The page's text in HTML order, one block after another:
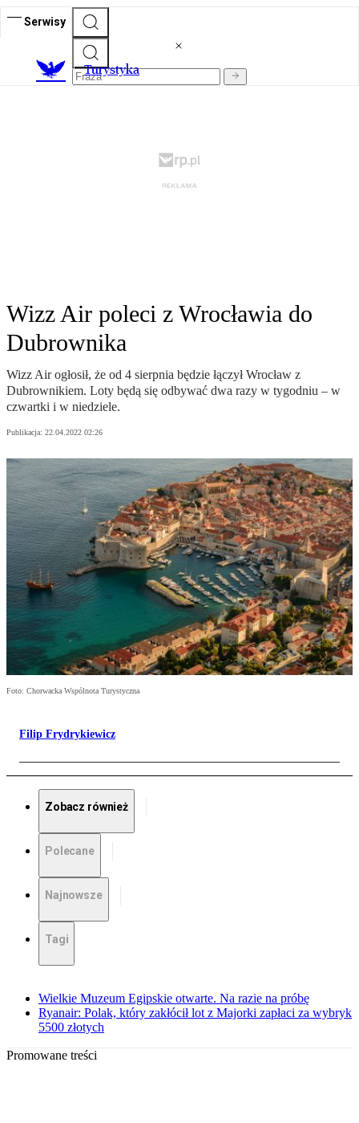
Serwisy
Turystyka
Wizz Air poleci z Wrocławia do
Dubrownika
Wizz Air ogłosił, że od 4 sierpnia będzie łączył Wrocław z
Dubrownikiem. Loty będą się odbywać dwa razy w tygodniu – w
czwartki i w niedziele.
Publikacja: 22.04.2022 02:26
Foto: Chorwacka Wspólnota Turystyczna
Filip Frydrykiewicz
Zobacz również
Polecane
Najnowsze
Tagi
Wielkie Muzeum Egipskie otwarte. Na razie na próbę
Ryanair: Polak, który zakłócił lot z Majorki zapłaci za wybryk
5500 złotych
Promowane treści